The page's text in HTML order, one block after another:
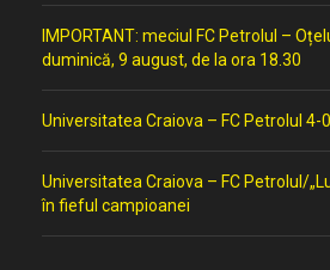
IMPORTANT: meciul FC Petrolul –
duminică, 9 august, de la ora 18.30
Universitatea Craiova – FC Petrolul 4-
Universitatea Craiova – FC Petrolul/
în fieful campioanei